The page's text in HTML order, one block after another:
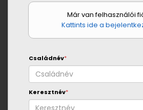
Már van felhasználói
Kattints ide a
Családnév*
Keresztnév*